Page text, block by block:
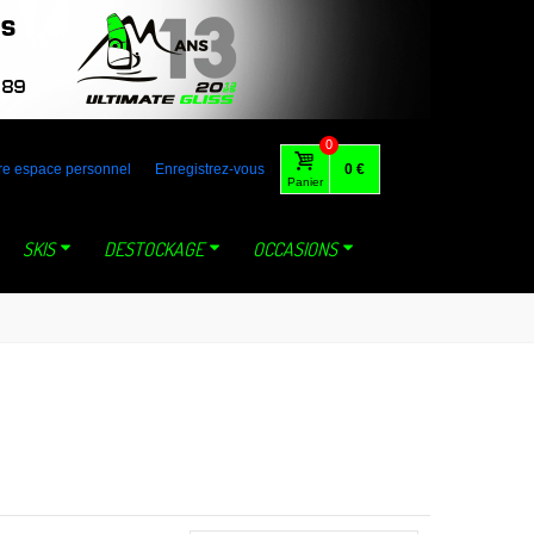
espace personnel Enregistrez-vous
Panier
0
0 €
SKIS DESTOCKAGE OCCASIONS